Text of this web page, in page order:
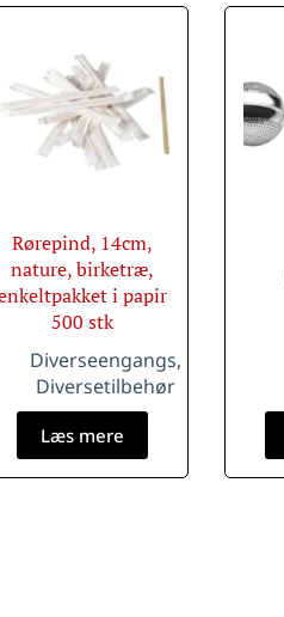
Rørepind, 14cm,
nature, birketræ,
i papir
500 stk
Diverseengangs,
Diversetilbehør
Læs mere